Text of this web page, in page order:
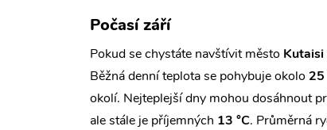
Počasí září
Pokud se chystáte navštívit město Kutaisi
Běžná denní teplota se pohybuje okolo 25
okolí. Nejteplejší dny mohou dosáhnout
ale stále je příjemných 13 °C. Průměrná